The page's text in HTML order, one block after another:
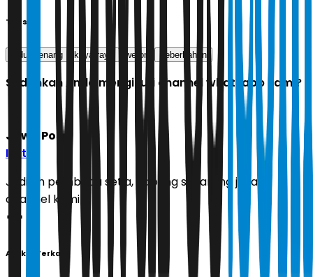
Tags
hidup tenang kaya raya weton keberkahan
Sudahkah Anda mengikuti channel whatsapp kami?
Jawa Pos
Ikuti
Jadilah pembaca setia, gabung sekarang juga di
channel kami!
Artikel Terkait